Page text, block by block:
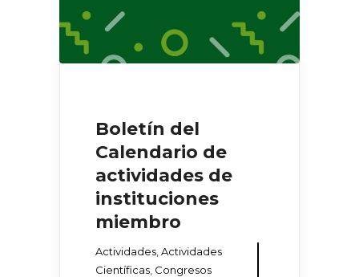
Boletín del
Calendario de
actividades de
instituciones
miembro
Actividades Actividades
Científicas Congresos